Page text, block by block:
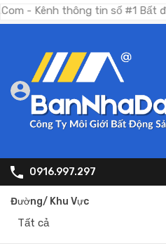
thông tin số #1 Bất động
0916.997.297
Đường/ Khu Vực
Tất cả